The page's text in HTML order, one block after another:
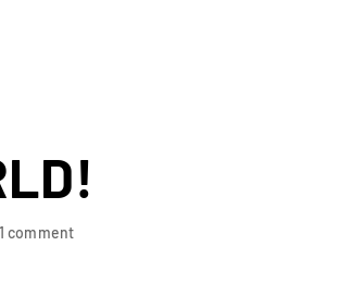
1 comment